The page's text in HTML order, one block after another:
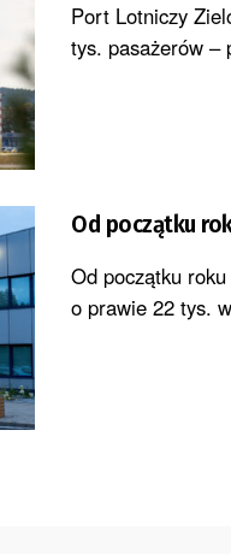
Port Lotniczy
tys. pasażerów –
Od początku
Od początku
o prawie 22 tys.